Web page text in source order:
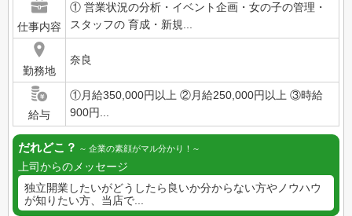
仕事内容
① 営業状況の分析・イベント企画・女の子の管理・
スタッフの 育成・新規...
勤務地
奈良
給与
①月給350,000円以上 ②月給250,000円以上 ③時給
900円...
だれどこ？ 企業の素顔がマル分かり！
上司からのメッセージ
独立開業したいがどうしたら良いか分からない方やノウハウ
が知りたい方、当店で...